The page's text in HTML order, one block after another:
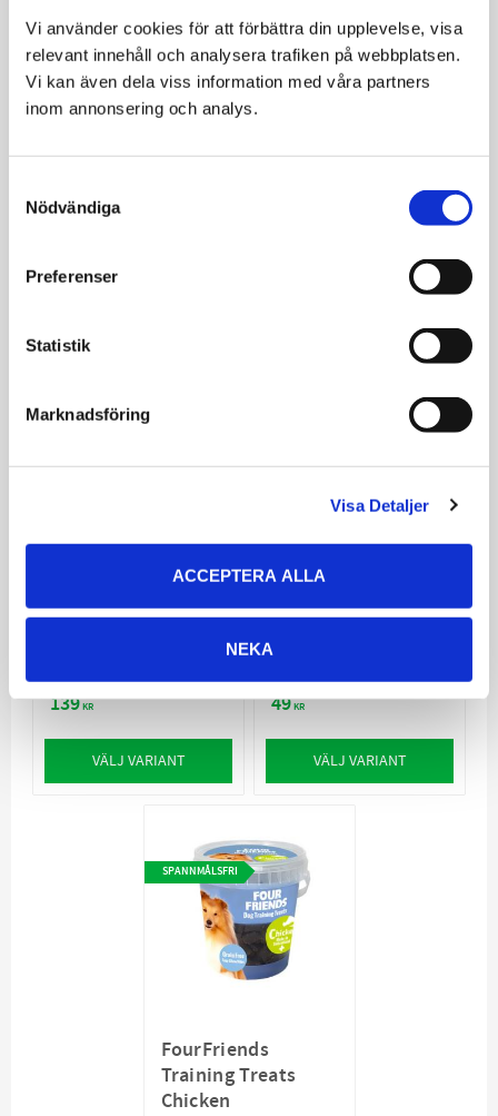
Vi använder cookies för att förbättra din upplevelse, visa
relevant innehåll och analysera trafiken på webbplatsen.
Vi kan även dela viss information med våra partners
inom annonsering och analys.
Selection
Nödvändiga
Preferenser
Statistik
Marknadsföring
Visa Detaljer
ACCEPTERA ALLA
NEKA
Dogman Pep Ups
No Grain Lamm
500g
spannmålsfritt godis
Lättuggat
Dogman Pep Ups
No Grain Anka 500g
för alla hundar
139KR
SPANNMÅLSFRI
VÄLJ VARIANT
FourFriends Lamb
Chip
Belöningsgodis av hög
49KR
VÄLJ VARIANT
FourFriends
Training Treats
Chicken
SPANNMÅLSFRI